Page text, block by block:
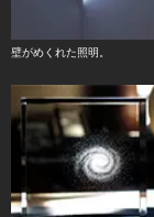
壁がめくれた照明。